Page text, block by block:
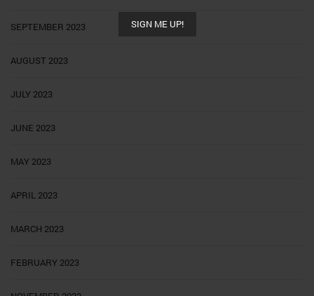
SIGN ME UP!
SEPTEMBER 2023
AUGUST 2023
JULY 2023
JUNE 2023
MAY 2023
APRIL 2023
MARCH 2023
FEBRUARY 2023